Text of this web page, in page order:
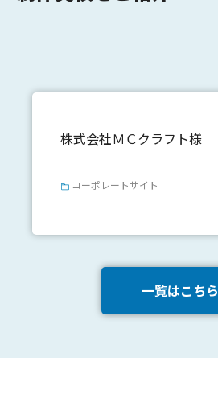
株式会社ＭＣクラフト様
コーポレートサイト
一覧はこちら